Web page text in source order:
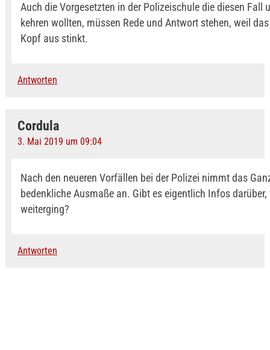
Auch die Vorgesetzten in der Polizeischule die diesen Fall
kehren wollten, müssen Rede und Antwort stehen, weil
Kopf aus stinkt.
Antworten
Cordula
3. Mai 2019 um 09:04
Nach den neueren Vorfällen bei der Polizei nimmt das
bedenkliche Ausmaße an. Gibt es eigentlich Infos
weiterging?
Antworten